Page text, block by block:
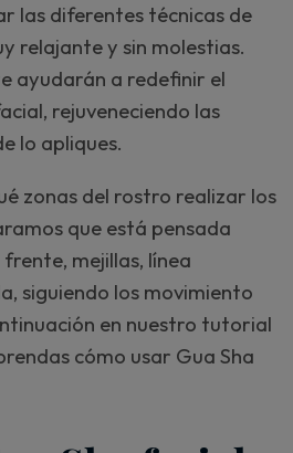
las diferentes técnicas de
relajante y sin molestias.
ayudarán a redefinir el
rejuveneciendo las
lo apliques.
zonas del rostro realizar los
que está pensada
mejillas, línea
siguiendo los movimiento
en nuestro tutorial
cómo usar Gua Sha